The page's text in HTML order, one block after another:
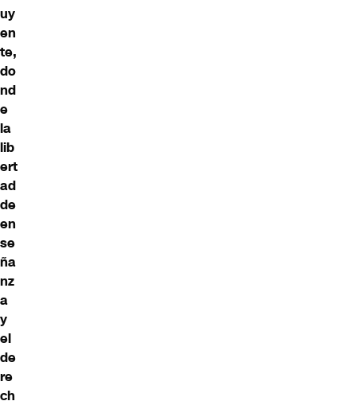
uy
en
te,
do
nd
e
la
lib
ert
ad
de
en
se
ña
nz
a
y
el
de
re
ch